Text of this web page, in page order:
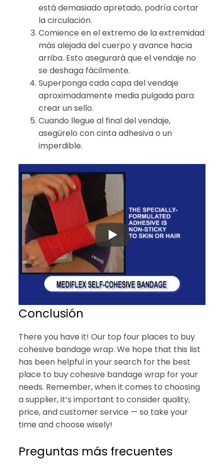
está demasiado apretado, podría cortar
la circulación.
Comience en el extremo de la extremidad
más alejada del cuerpo y avance hacia
arriba. Esto asegurará que el vendaje no
se deshaga fácilmente.
Superponga cada capa del vendaje
aproximadamente media pulgada para
crear un sello.
Cuando llegue al final del vendaje,
asegúrelo con cinta adhesiva o un
imperdible.
Conclusión
There you have it! Our top four places to buy
cohesive bandage wrap. We hope that this list
has been helpful in your search for the best
place to buy cohesive bandage wrap for your
needs. Remember, when it comes to choosing
a supplier, it’s important to consider quality,
price, and customer service — so take your
time and choose wisely!
Preguntas más frecuentes